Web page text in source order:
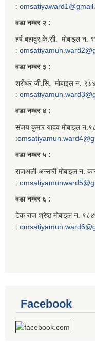
:
वडा नम्बर २ :
हर्ष बहादुर के.सी. मोबाइल न.
:
वडा नम्बर ३ :
श्रीधर जी.सि. मोबाइल न.
:
वडा नम्बर ४ :
संजय कुमार यादव मोबाइल
:
वडा नम्बर ५ :
राजअली अन्सारी मोबाइल न.
:
वडा नम्बर ६ :
टेक राज श्रेष्ठ मोबाइल न.
:
Facebook